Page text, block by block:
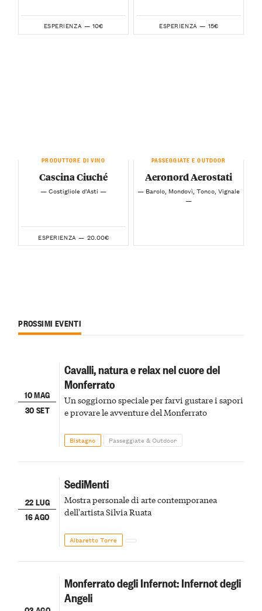
ESPERIENZA — 10€ ESPERIENZA — 15€
PRODUTTORE DI VINO
Cascina Ciuché
— Costigliole d’Asti —
ESPERIENZA — 20.00€
PASSEGGIATE E OUTDOOR
Aeronord Aerostati
— Barolo, Mondovì, Tonco, Vignale
—
PROSSIMI EVENTI
10 MAG
30 SET
Cavalli, natura e relax nel cuore del
Monferrato
Un soggiorno speciale per farvi gustare i sapori
e provare le avventure del Monferrato
Bistagno Passeggiate & Outdoor
22 LUG
16 AGO
SediMenti
Mostra personale di arte contemporanea
dell'artista Silvia Ruata
Albaretto Torre
Monferrato degli Infernot: Infernot degli
Angeli